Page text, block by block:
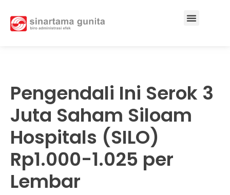
Pengendali Ini Serok 3
Juta Saham Siloam
Hospitals (SILO)
Rp1.000-1.025 per
Lembar